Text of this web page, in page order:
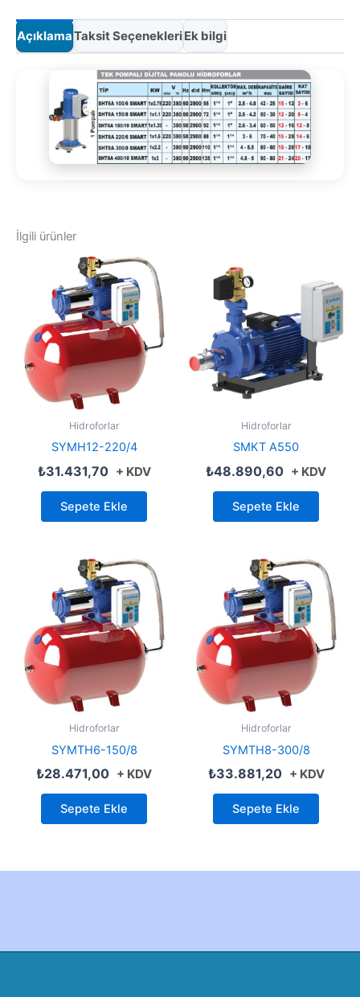
AçıklamaTaksit SeçenekleriEk bilgi
İlgili ürünler
Hidroforlar
SYMH12-220/4
₺31.431,70 + KDV
Sepete Ekle
Hidroforlar
SMKT A550
₺48.890,60 + KDV
Sepete Ekle
Hidroforlar
SYMTH6-150/8
₺28.471,00 + KDV
Sepete Ekle
Hidroforlar
SYMTH8-300/8
₺33.881,20 + KDV
Sepete Ekle